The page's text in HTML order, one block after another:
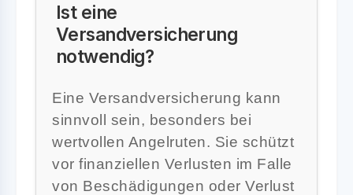
Ist eine
Versandversicherung
notwendig?
Eine Versandversicherung kann
sinnvoll sein, besonders bei
wertvollen Angelruten. Sie schützt
vor finanziellen Verlusten im Falle
von Beschädigungen oder Verlust